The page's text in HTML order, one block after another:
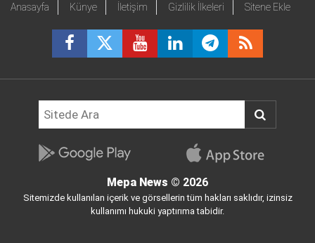
Anasayfa Künye İletişim Gizlilik İlkeleri Sitene Ekle
Mepa News © 2026
Sitemizde kullanılan içerik ve görsellerin tüm hakları saklıdır, izinsiz
kullanımı hukuki yaptırıma tabidir.